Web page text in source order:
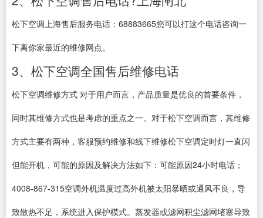
松下空调上海售后服务电话：68883665您可以打这个电话咨询一
下离你家最近的维修网点。
3、松下空调全国售后维修电话
松下空调维修方式 对于用户而言，产品质量是优良的首要条件，
同时其维修方式也是考虑的重点之一。对于松下空调而言，其维修
方式主要有两种，客服预约维修和线下维修松下空调定时灯一直闪
但能开机，可能的原因及解决方法如下：可能原因24小时电话；
4008-867-315空调外机温度过高外机被太阳暴晒或通风不良，导
致散热不足，系统进入保护模式。蒸发器或滤网积尘滤网堵塞导致